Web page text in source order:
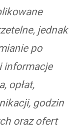
jednak
po
informacje
opłat,
godzin
oraz ofert